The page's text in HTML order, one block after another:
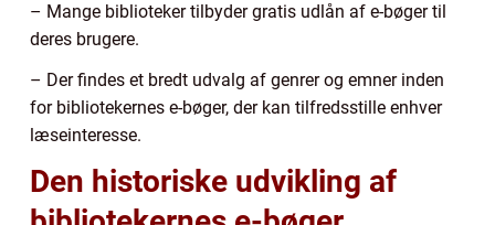
– Mange biblioteker tilbyder gratis udlån af e-bøger til
deres brugere.
– Der findes et bredt udvalg af genrer og emner inden
for bibliotekernes e-bøger, der kan tilfredsstille enhver
læseinteresse.
Den historiske udvikling af